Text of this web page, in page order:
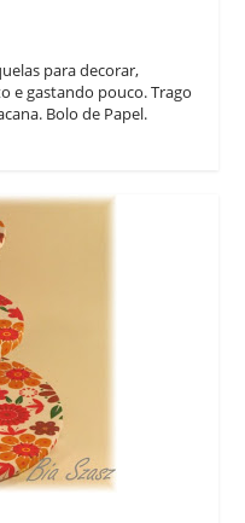
para decorar,
e gastando pouco. Trago
Bolo de Papel.